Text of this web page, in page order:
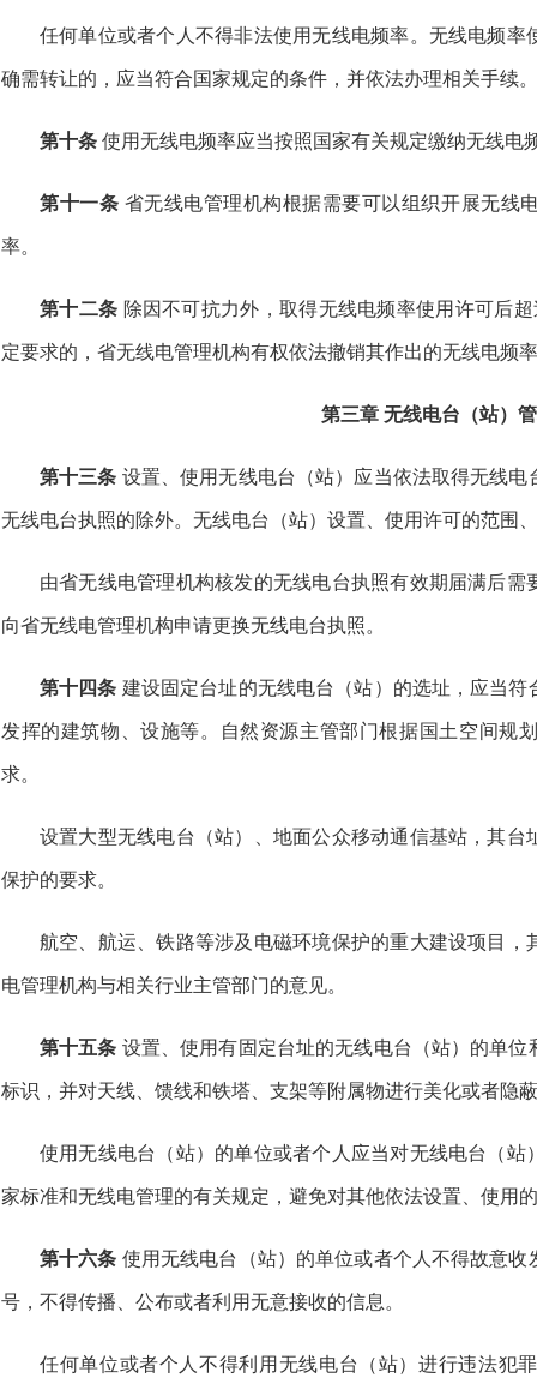
任何单位或者个人不得非法使用无线电频率。无线电频
确需转让的，应当符合国家规定的条件，并依法办理相关手续。
第十条 使用无线电频率应当按照国家有关规定缴纳无线电
第十一条 省无线电管理机构根据需要可以组织开展无线
率。
第十二条 除因不可抗力外，取得无线电频率使用许可后
定要求的，省无线电管理机构有权依法撤销其作出的无线电频
第三章 无线电台（站）
第十三条 设置、使用无线电台（站）应当依法取得无线
无线电台执照的除外。无线电台（站）设置、使用许可的范围
由省无线电管理机构核发的无线电台执照有效期届满后
向省无线电管理机构申请更换无线电台执照。
第十四条 建设固定台址的无线电台（站）的选址，应当
发挥的建筑物、设施等。自然资源主管部门根据国土空间规
求。
设置大型无线电台（站）、地面公众移动通信基站，其
保护的要求。
航空、航运、铁路等涉及电磁环境保护的重大建设项目
电管理机构与相关行业主管部门的意见。
第十五条 设置、使用有固定台址的无线电台（站）的单
标识，并对天线、馈线和铁塔、支架等附属物进行美化或者隐
使用无线电台（站）的单位或者个人应当对无线电台（
家标准和无线电管理的有关规定，避免对其他依法设置、使用
第十六条 使用无线电台（站）的单位或者个人不得故意
号，不得传播、公布或者利用无意接收的信息。
任何单位或者个人不得利用无线电台（站）进行违法犯